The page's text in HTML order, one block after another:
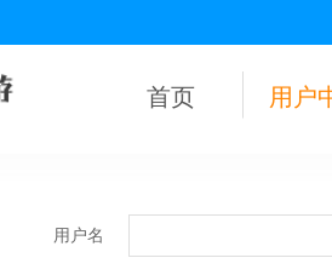
首页 用户
用户名